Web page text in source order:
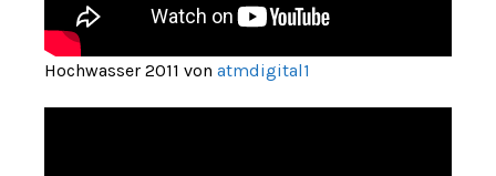
Hochwasser 2011 von atmdigital1